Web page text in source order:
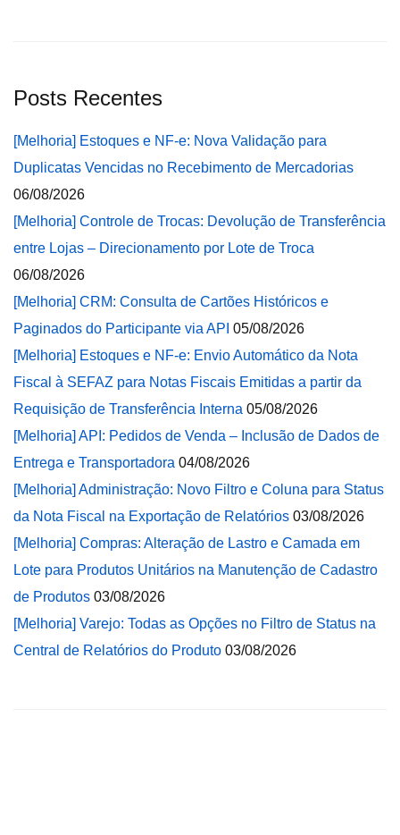
Posts Recentes
[Melhoria] Estoques e NF-e: Nova Validação para
Duplicatas Vencidas no Recebimento de Mercadorias
06/08/2026
[Melhoria] Controle de Trocas: Devolução de Transferência
entre Lojas – Direcionamento por Lote de Troca
06/08/2026
[Melhoria] CRM: Consulta de Cartões Históricos e
Paginados do Participante via API 05/08/2026
[Melhoria] Estoques e NF-e: Envio Automático da Nota
Fiscal à SEFAZ para Notas Fiscais Emitidas a partir da
Requisição de Transferência Interna 05/08/2026
[Melhoria] API: Pedidos de Venda – Inclusão de Dados de
Entrega e Transportadora 04/08/2026
[Melhoria] Administração: Novo Filtro e Coluna para Status
da Nota Fiscal na Exportação de Relatórios 03/08/2026
[Melhoria] Compras: Alteração de Lastro e Camada em
Lote para Produtos Unitários na Manutenção de Cadastro
de Produtos 03/08/2026
[Melhoria] Varejo: Todas as Opções no Filtro de Status na
Central de Relatórios do Produto 03/08/2026